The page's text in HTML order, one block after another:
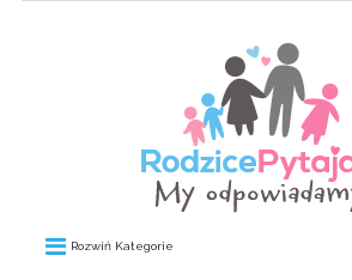
Rozwiń Kategorie